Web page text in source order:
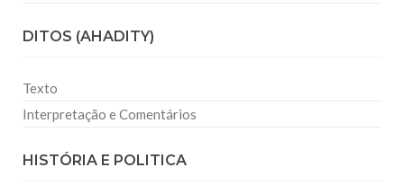
DITOS (AHADITY)
Texto
Interpretação e Comentários
HISTÓRIA E POLITICA